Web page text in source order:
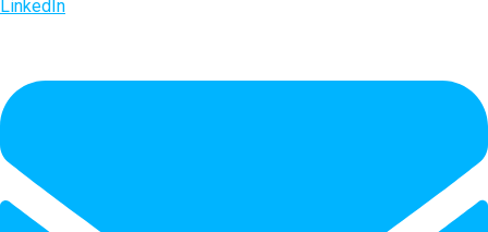
LinkedIn